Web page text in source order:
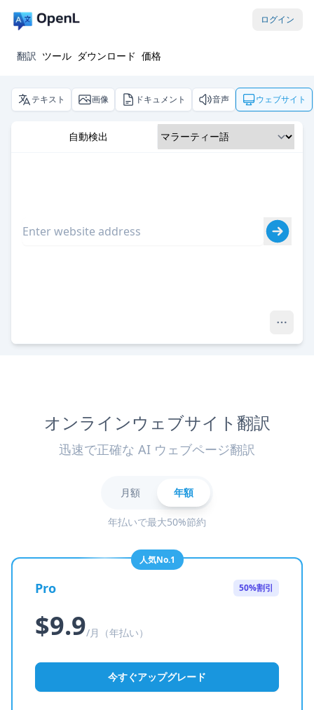
ログイン
翻訳 ツール ダウンロード 価格
テキスト 画像 ドキュメント 音声 ウェブサイト
自動検出
オンラインウェブサイト翻訳
迅速で正確な AI ウェブページ翻訳
月額 年額
年払いで最大50%節約
人気No.1
Pro 50%割引
$9.9/月（年払い）
今すぐアップグレード